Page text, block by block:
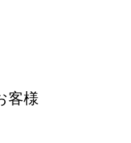
客様